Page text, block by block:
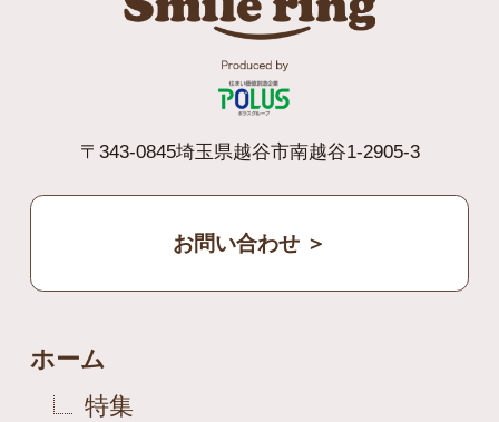
〒343-0845埼玉県越谷市南越谷1-2905-3
お問い合わせ ＞
ホーム
特集